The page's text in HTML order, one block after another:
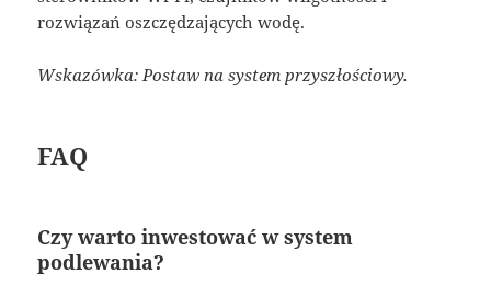
rozwiązań oszczędzających wodę.
Wskazówka: Postaw na system przyszłościowy.
FAQ
Czy warto inwestować w system
podlewania?